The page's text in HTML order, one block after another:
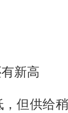
新高
但供给稍